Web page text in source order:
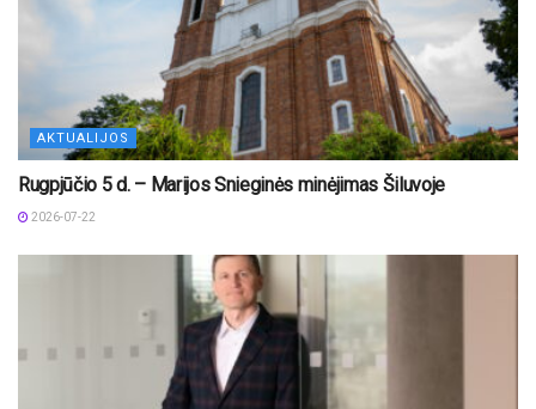
AKTUALIJOS
Rugpjūčio 5 d. – Marijos Snieginės minėjimas Šiluvoje
2026-07-22